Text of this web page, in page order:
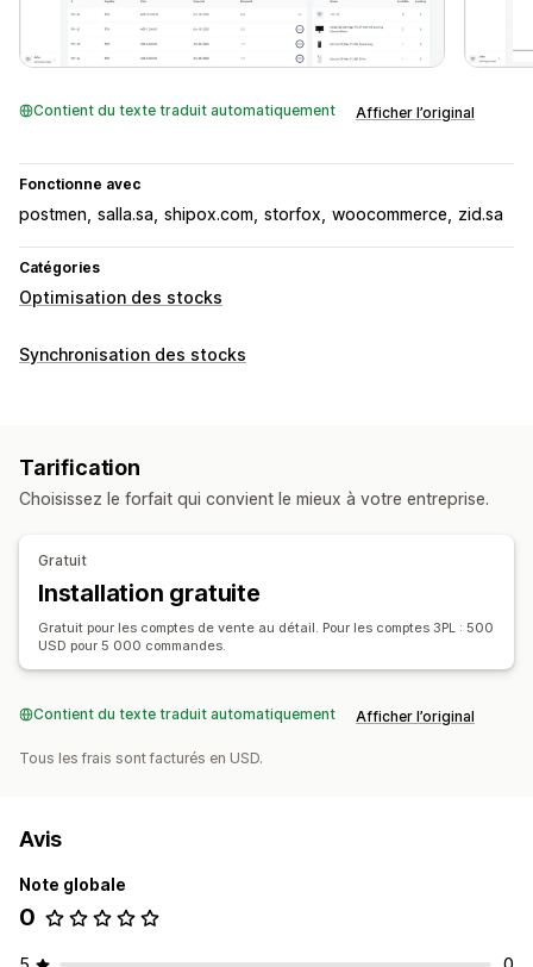
Contient du texte traduit automatiquement Afficher l’original
Fonctionne avec
postmen salla.sa shipox.com storfox woocommerce zid.sa
Catégories
Optimisation des stocks
Synchronisation des stocks
Tarification
Choisissez le forfait qui convient le mieux à votre entreprise.
Gratuit
Installation gratuite
Gratuit pour les comptes de vente au détail. Pour les comptes 3PL : 500
USD pour 5 000 commandes.
Contient du texte traduit automatiquement Afficher l’original
Tous les frais sont facturés en USD.
Avis
Note globale
0